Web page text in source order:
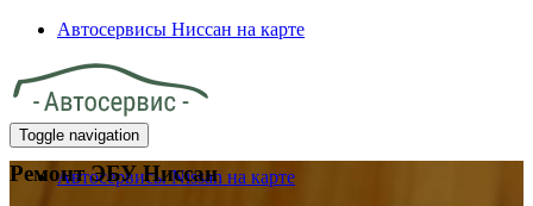
Автосервисы Ниссан на карте
Toggle navigation
Автосервисы Nissan на карте
Ремонт ЭБУ Ниссан